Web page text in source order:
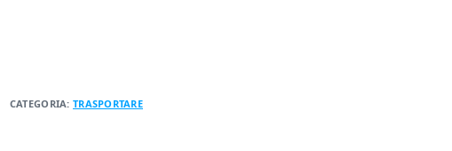
CATEGORIA: TRASPORTARE